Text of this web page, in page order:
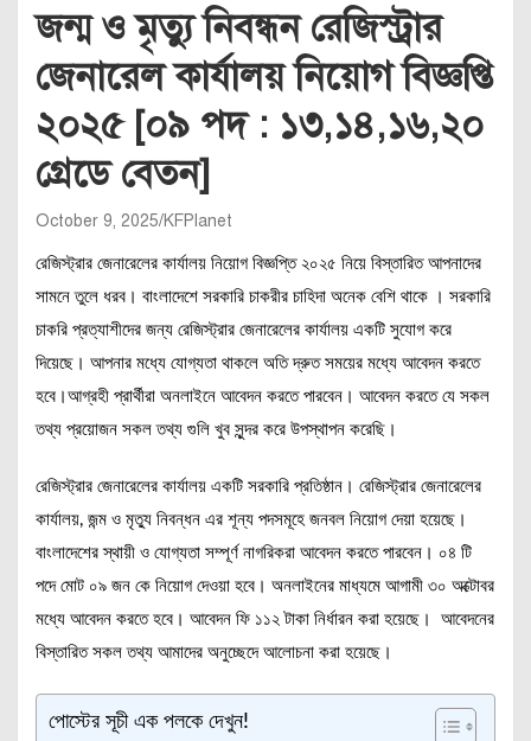
জন্ম ও মৃত্যু নিবন্ধন রেজিস্ট্রার
জেনারেল কার্যালয় নিয়োগ বিজ্ঞপ্তি
২০২৫ [০৯ পদ : ১৩,১৪,১৬,২০
গ্রেডে বেতন]
October 9, 2025 KFPlanet
রেজিস্ট্রার জেনারেলের কার্যালয় নিয়োগ বিজ্ঞপ্তি ২০২৫ নিয়ে বিস্তারিত আপনাদের
সামনে তুলে ধরব। বাংলাদেশে সরকারি চাকরীর চাহিদা অনেক বেশি থাকে । সরকারি
চাকরি প্রত্যাশীদের জন্য রেজিস্ট্রার জেনারেলের কার্যালয় একটি সুযোগ করে
দিয়েছে। আপনার মধ্যে যোগ্যতা থাকলে অতি দ্রুত সময়ের মধ্যে আবেদন করতে
হবে।আগ্রহী প্রার্থীরা অনলাইনে আবেদন করতে পারবেন। আবেদন করতে যে সকল
তথ্য প্রয়োজন সকল তথ্য গুলি খুব সুন্দর করে উপস্থাপন করেছি।
রেজিস্ট্রার জেনারেলের কার্যালয় একটি সরকারি প্রতিষ্ঠান। রেজিস্ট্রার জেনারেলের
কার্যালয়, জন্ম ও মৃত্যু নিবন্ধন এর শূন্য পদসমূহে জনবল নিয়োগ দেয়া হয়েছে।
বাংলাদেশের স্থায়ী ও যোগ্যতা সম্পূর্ণ নাগরিকরা আবেদন করতে পারবেন। ০৪ টি
পদে মোট ০৯ জন কে নিয়োগ দেওয়া হবে। অনলাইনের মাধ্যমে আগামী ৩০ অক্টোবর
মধ্যে আবেদন করতে হবে। আবেদন ফি ১১২ টাকা নির্ধারন করা হয়েছে। আবেদনের
বিস্তারিত সকল তথ্য আমাদের অনুচ্ছেদে আলোচনা করা হয়েছে।
পোস্টের সূচী এক পলকে দেখুন!